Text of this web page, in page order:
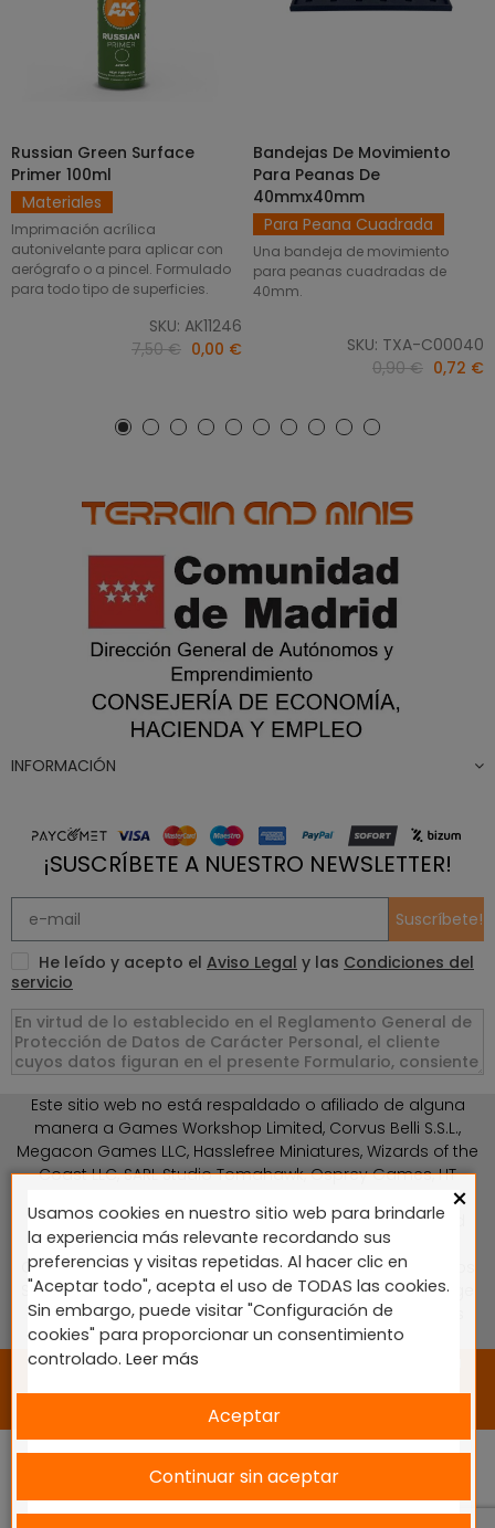
AÑADIR AL CARRITO
Russian Green Surface
Primer 100ml
Materiales
Imprimación acrílica
autonivelante para aplicar con
aerógrafo o a pincel. Formulado
para todo tipo de superficies.
SKU: AK11246
7,50 € 0,00 €
SELECCIONAR OPCIONES
Bandejas De Movimiento
Para Peanas De
40mmx40mm
Para Peana Cuadrada
Una bandeja de movimiento
para peanas cuadradas de
40mm.
SKU: TXA-C00040
0,90 € 0,72 €
INFORMACIÓN
¡SUSCRÍBETE A NUESTRO NEWSLETTER!
Suscríbete!
He leído y acepto el Aviso Legal y las Condiciones del
servicio
Este sitio web no está respaldado o afiliado de alguna
manera a Games Workshop Limited, Corvus Belli S.S.L.,
Megacon Games LLC, Hasslefree Miniatures, Wizards of the
Coast LLC, SARL Studio Tomahawk, Osprey Games, HT
Entertainment, Warlord Games Ltd, The Ninth Age, World
Team Championship, Battlefront Miniatures NZ Ltd, DC
Comics, Knight Models, Three Stones Productos y Diseños
S.L., Paizo Inc, The Lord of the Rings, Wizkids, NECA LLC, Edge
Entertainment Studio SLU, Marvel, Fantasy Flight Games
(FFG), Disney, Lucasfilm Ltd.
2024 © Diseñado y desarrollado por tu equipo Imedia
Comunicación 🚀
×
Usamos cookies en nuestro sitio web para brindarle
la experiencia más relevante recordando sus
preferencias y visitas repetidas. Al hacer clic en
"Aceptar todo", acepta el uso de TODAS las cookies.
Sin embargo, puede visitar "Configuración de
cookies" para proporcionar un consentimiento
controlado. Leer más
Aceptar
Continuar sin aceptar